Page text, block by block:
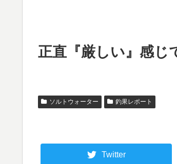
正直『厳しい』感じ
ソルトウォーター 釣果レポート
Twitter